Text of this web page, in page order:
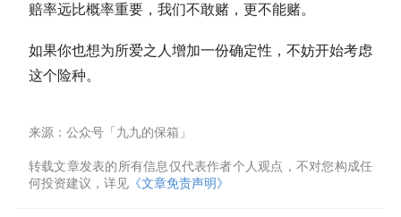
赔率远比概率重要，我们不敢赌，更不能赌。
如果你也想为所爱之人增加一份确定性，不妨开始考虑
这个险种。
来源：公众号「九九的保箱」
转载文章发表的所有信息仅代表作者个人观点，不对您构成任
何投资建议，详见 《文章免责声明》